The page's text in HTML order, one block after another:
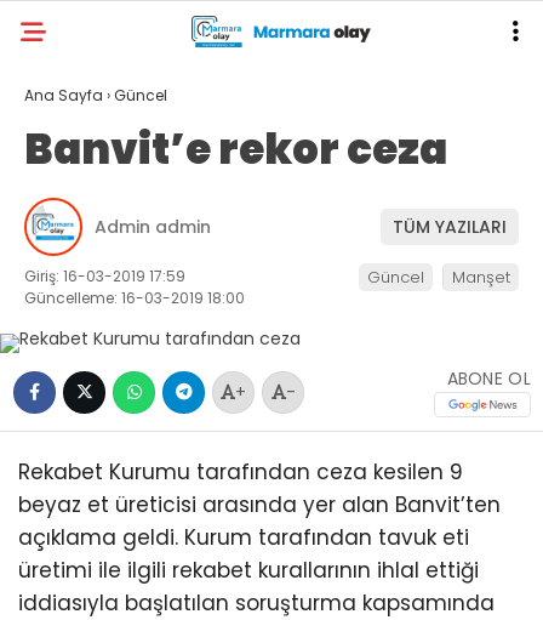
Ana Sayfa ›Güncel
Banvit’e rekor ceza
Admin admin TÜM YAZILARI
Giriş: 16-03-2019 17:59
Güncelleme: 16-03-2019 18:00
Güncel Manşet
+ -
ABONE OL
Rekabet Kurumu tarafından ceza kesilen 9
beyaz et üreticisi arasında yer alan Banvit’ten
açıklama geldi. Kurum tarafından tavuk eti
üretimi ile ilgili rekabet kurallarının ihlal ettiği
iddiasıyla başlatılan soruşturma kapsamında